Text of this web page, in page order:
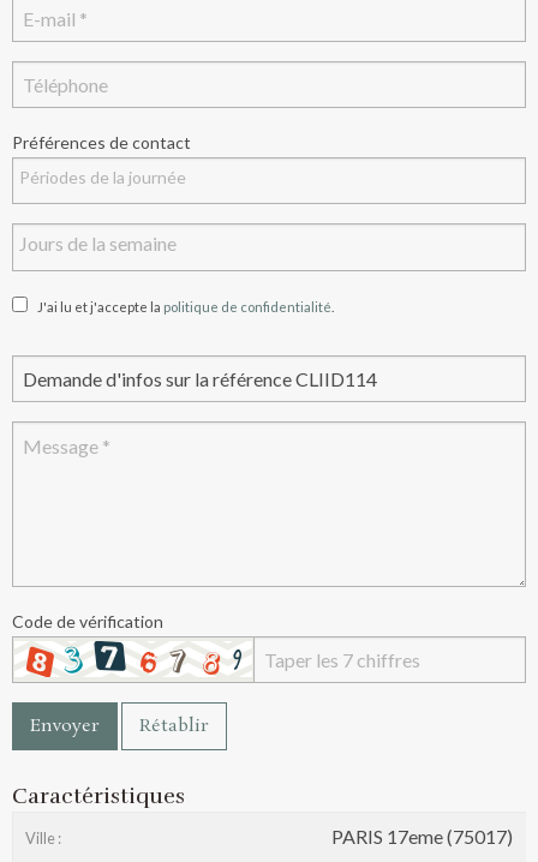
Préférences de contact
J'ai lu et j'accepte la politique de confidentialité
Code de vérification
Envoyer Rétablir
Caractéristiques
Ville : PARIS 17eme (75017)